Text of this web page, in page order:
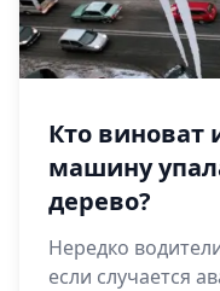
Кто виноват
машину
дерево?
Нередко
если случается